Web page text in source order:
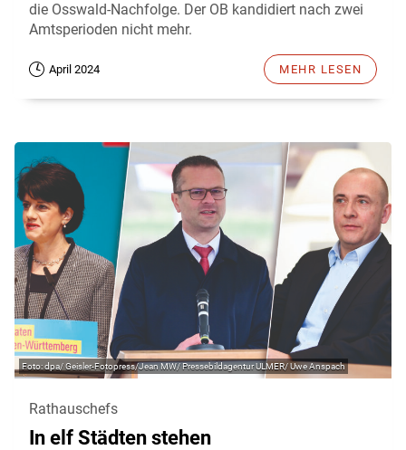
die Osswald-Nachfolge. Der OB kandidiert nach zwei
Amtsperioden nicht mehr.
April 2024 MEHR LESEN
dpa/ Geisler-Fotopress/Jean MW/ Pressebildagentur ULMER/ Uwe Anspach
Rathauschefs
In elf Städten stehen